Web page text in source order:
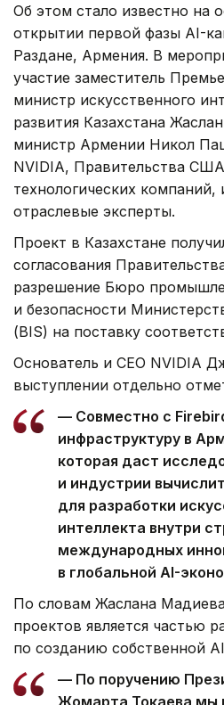
Об этом стало известно на
открытии первой фазы AI-
Раздане, Армения. В
участие заместитель
министр искусственного
развития Казахстана
министр Армении Никол
NVIDIA, Правительства
технологических
отраслевые эксперты.
Проект в Казахстане
согласования
разрешение Бюро
и безопасности
(BIS) на поставку
Основатель и CEO NVIDIA
выступлении отдельно
— Совместно с
инфраструктуру в
которая даст
и индустрии
для разработки
интеллекта внутри
международных
в глобальной AI-
По словам Жаслана
проектов является частью
по созданию собственной
— По поручению